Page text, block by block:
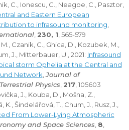
C., Ionescu, C., Neagoe, C., Pasztor,
and Eastern European
to infrasound monitoring
, 230, 1 , 565-579
Czanik, C., Ghica, D., Kozubek, M.,
J., Mitterbauer, U., 2021: Infrasound
storm Ophelia at the Central and
Network ,Journal of
Physics 217, 105603
J., Kouba, D., Mošna, Z.,
Šindelářová, T., Chum, J., Rusz, J.,
From Lower-Lying Atmospheric
and Space Sciences 8